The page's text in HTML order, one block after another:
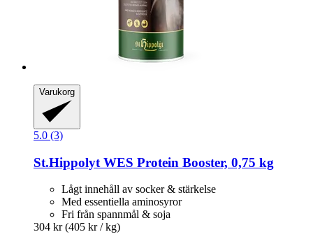
Varukorg
5.0 (3)
St.Hippolyt WES Protein Booster, 0,75 kg
Lågt innehåll av socker & stärkelse
Med essentiella aminosyror
Fri från spannmål & soja
304 kr (405 kr / kg)